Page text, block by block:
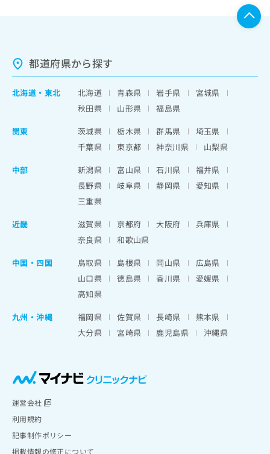
都道府県から探す
北海道 ・ 東北 北海道 青森県 岩手県
宮城県
秋田県
山形県
福島県
関東
茨城県 栃木県 群馬県
埼玉県
千葉県
東京都 神奈川県
山梨県
中部
新潟県 富山県 石川県
福井県
長野県
岐阜県 静岡県
愛知県
三重県
近畿
滋賀県 京都府 大阪府
兵庫県
奈良県
和歌山県
中国・四国
鳥取県 島根県 岡山県
広島県
山口県
徳島県 香川県
愛媛県
高知県
九州・沖縄
福岡県 佐賀県 長崎県
熊本県
大分県
宮崎県 鹿児島県 沖縄県
運営会社
利用規約
記事制作ポリシー
掲載情報の修正について